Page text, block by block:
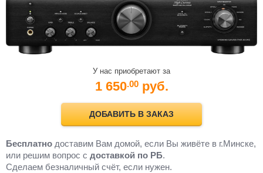
У нас приобретают за
1 650.00 руб.
ДОБАВИТЬ В ЗАКАЗ
Бесплатно доставим Вам домой, если Вы живёте в г.Минске,
или решим вопрос с доставкой по РБ.
Cделаем безналичный счёт, если нужен.